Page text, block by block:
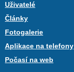
Uživatelé
Články
Fotogalerie
Aplikace na telefony
Počasí na web